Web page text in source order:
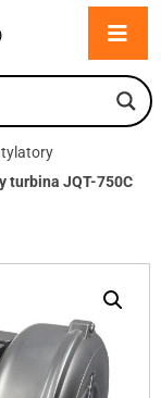
turbina JQT-750C